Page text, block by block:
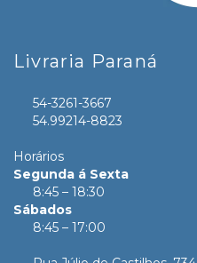
Livraria Paraná
54-3261-3667
54.99214-8823
Horários
Segunda á Sexta
8:45 – 18:30
Sábados
8:45 – 17:00